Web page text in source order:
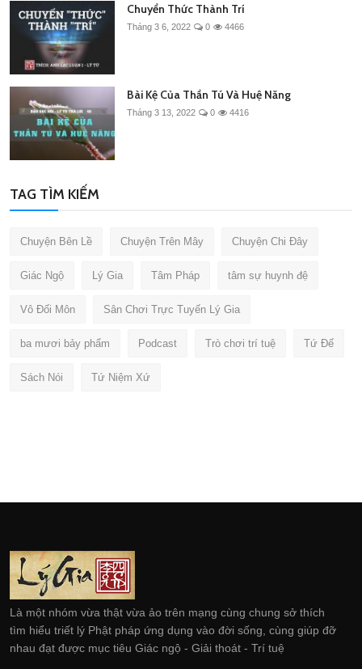
Chuyển Thức Thành Trí
Tháng 3 6, 2022 0 4466
Bài Kệ Của Thần Tú Và Huệ Năng
Tháng 3 13, 2022 0 4416
TAG TÌM KIẾM
Chuyện Bên Lề Chuyện Trên Mây Chuyện Chi Đây
Giác Ngộ Lý Gia Tâm Pháp tâm sự huynh đệ
Vô Đối Môn Sân Chơi Trực Tuyến Lý Gia
ba mươi bảy phẩm Podcast Trò chơi trí tuệ Tứ Đế
Sách Nói Tứ Niệm Xứ
Là một nhóm vừa thật vừa ảo trên mạng cùng chung sở thích
tìm hiểu triết lý Phật pháp ứng dụng vào đời sống, cùng giúp đỡ
nhau đạt được mục tiêu Giác ngộ - Giải thoát - Trí tuệ